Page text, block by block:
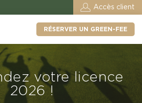
Accès client
RÉSERVER UN GREEN-FEE
votre licence
2026 !